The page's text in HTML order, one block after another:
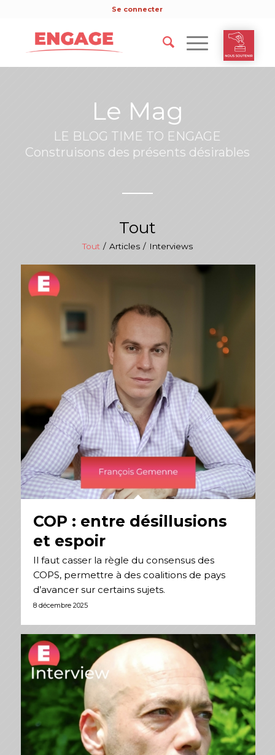
Se connecter
Le Mag
LE BLOG TIME TO ENGAGE
Construisons des présents désirables
Tout
Tout / Articles / Interviews
COP : entre désillusions
et espoir
Il faut casser la règle du consensus des
COPS, permettre à des coalitions de pays
d’avancer sur certains sujets.
8 décembre 2025